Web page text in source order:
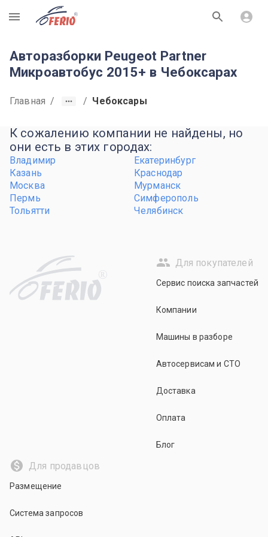
R
Авторазборки Peugeot Partner
Микроавтобус 2015+ в Чебоксарах
Главная / / Чебоксары
К сожалению компании не найдены, но
они есть в этих городах:
Владимир
Екатеринбург
Казань
Краснодар
Москва
Мурманск
Пермь
Симферополь
Тольятти
Челябинск
R
Для покупателей
Сервис поиска запчастей
Компании
Машины в разборе
Автосервисам и СТО
Доставка
Оплата
Блог
Для продавцов
Размещение
Система запросов